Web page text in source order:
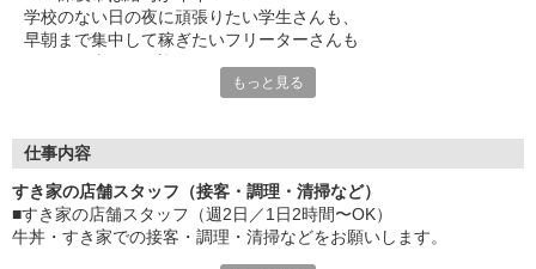
学校のない日の夜に頑張りたい学生さんも、
早朝まで集中して稼ぎたいフリーターさんも
オシャレを捨てる必要はありません！
急な出費も安心♪
■社員登用あり
将来を考えている方は必見です。
もっと見る
仕事内容
すき家の店舗スタッフ（接客・調理・清掃など）
■すき家の店舗スタッフ（週2日／1日2時間〜OK）
牛丼・すき家での接客・調理・清掃などをお願いします。